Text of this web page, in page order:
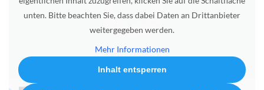
unten. Bitte beachten Sie, dass dabei Daten an Drittanbieter
weitergegeben werden.
Mehr Informationen
Inhalt entsperren